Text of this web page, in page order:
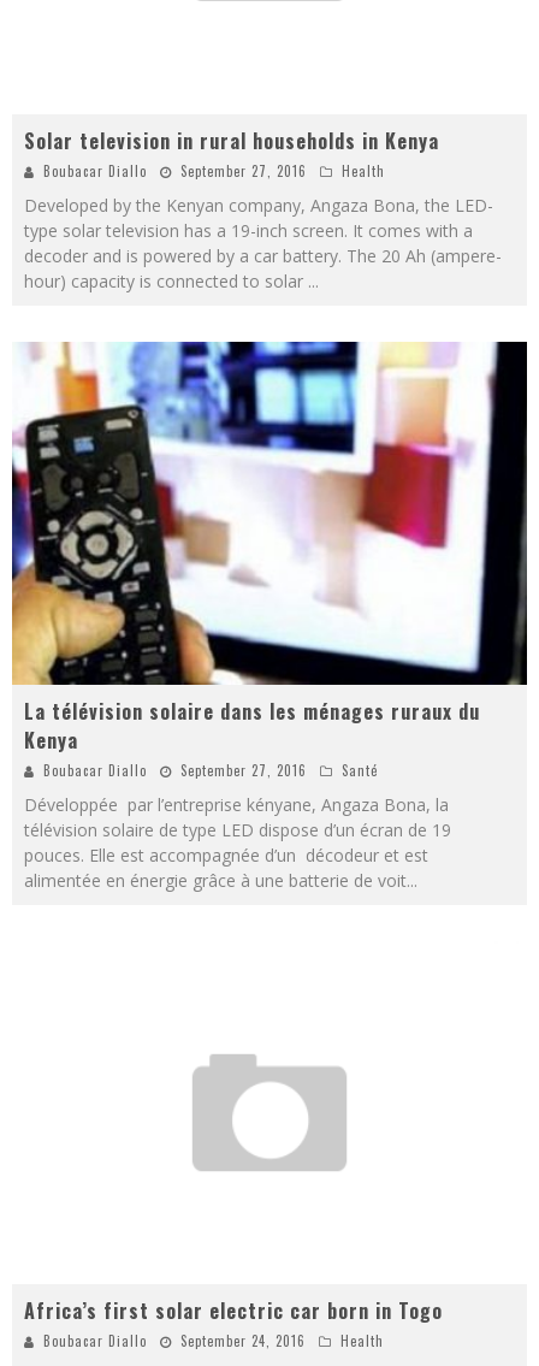
Solar television in rural households in Kenya
Boubacar Diallo September 27, 2016 Health
Developed by the Kenyan company, Angaza Bona, the LED-
type solar television has a 19-inch screen. It comes with a
decoder and is powered by a car battery. The 20 Ah (ampere-
hour) capacity is connected to solar ...
La télévision solaire dans les ménages ruraux du
Kenya
Boubacar Diallo September 27, 2016 Santé
Développée par l’entreprise kényane, Angaza Bona, la
télévision solaire de type LED dispose d’un écran de 19
pouces. Elle est accompagnée d’un décodeur et est
alimentée en énergie grâce à une batterie de voit...
Africa’s first solar electric car born in Togo
Boubacar Diallo September 24, 2016 Health